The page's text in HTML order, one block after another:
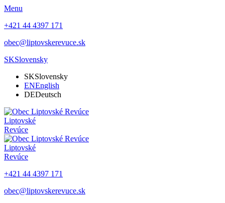
Menu
+421 44 4397 171
obec@liptovskerevuce.sk
SKSlovensky
SKSlovensky
ENEnglish
DEDeutsch
Liptovské
Revúce
Liptovské
Revúce
+421 44 4397 171
obec@liptovskerevuce.sk